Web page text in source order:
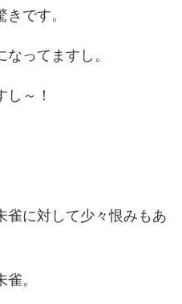
です。
ってますし。
～！
雀に対して少々恨みもあ
。